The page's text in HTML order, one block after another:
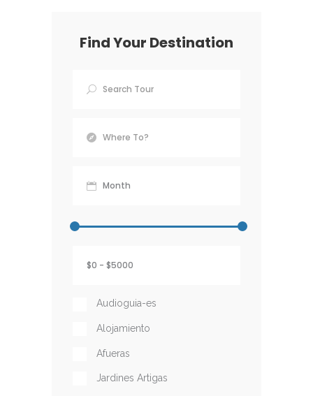
Find Your Destination
Audioguia-es
Alojamiento
Afueras
Jardines Artigas